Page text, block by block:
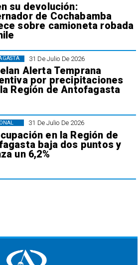
su devolución:
de Cochabamba
sobre camioneta robada
31 De Julio De 2026
Alerta Temprana
por precipitaciones
Región de Antofagasta
31 De Julio De 2026
en la Región de
baja dos puntos y
un 6,2%